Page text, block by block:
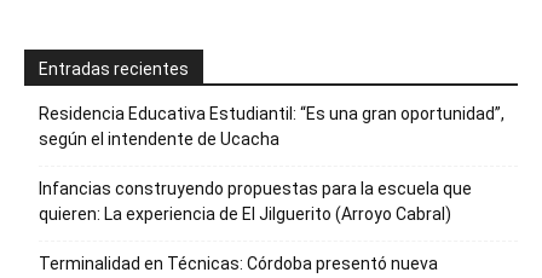
Entradas recientes
Residencia Educativa Estudiantil: “Es una gran oportunidad”,
según el intendente de Ucacha
Infancias construyendo propuestas para la escuela que
quieren: La experiencia de El Jilguerito (Arroyo Cabral)
Terminalidad en Técnicas: Córdoba presentó nueva